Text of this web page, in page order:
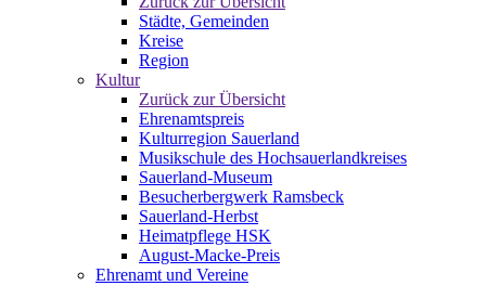
Städte, Gemeinden
Kreise
Region
Kultur
Zurück zur Übersicht
Ehrenamtspreis
Kulturregion Sauerland
Musikschule des Hochsauerlandkreises
Sauerland-Museum
Besucherbergwerk Ramsbeck
Sauerland-Herbst
Heimatpflege HSK
August-Macke-Preis
Ehrenamt und Vereine